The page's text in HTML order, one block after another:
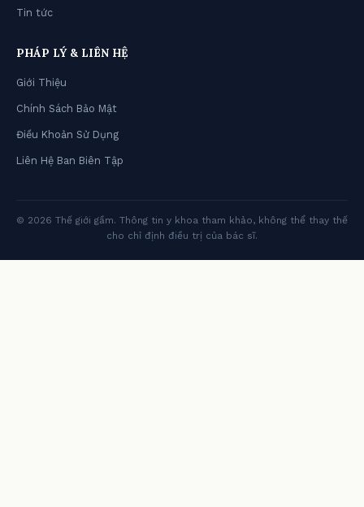
Tin tức
PHÁP LÝ & LIÊN HỆ
Giới Thiệu
Chính Sách Bảo Mật
Điều Khoản Sử Dụng
Liên Hệ Ban Biên Tập
© 2026 Thế giới gầm. Thông tin y khoa tham khảo, không thể thay thế
cho chỉ định điều trị của bác sĩ.